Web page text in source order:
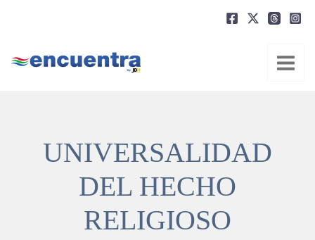
UNIVERSALIDAD
DEL HECHO
RELIGIOSO